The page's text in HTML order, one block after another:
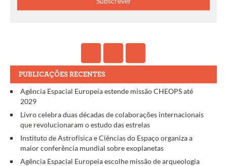
PUBLICAÇÕES RECENTES
Agência Espacial Europeia estende missão CHEOPS até
2029
Livro celebra duas décadas de colaborações internacionais
que revolucionaram o estudo das estrelas
Instituto de Astrofísica e Ciências do Espaço organiza a
maior conferência mundial sobre exoplanetas
Agência Espacial Europeia escolhe missão de arqueologia